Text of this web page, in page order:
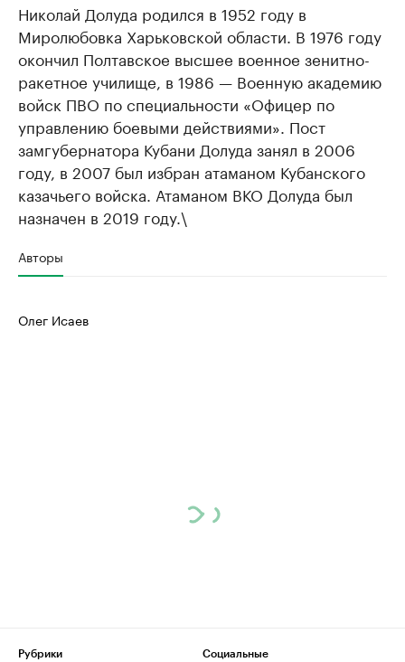
Николай Долуда родился в 1952 году в
Миролюбовка Харьковской области. В 1976 году
окончил Полтавское высшее военное зенитно-
ракетное училище, в 1986 — Военную академию
войск ПВО по специальности «Офицер по
управлению боевыми действиями». Пост
замгубернатора Кубани Долуда занял в 2006
году, в 2007 был избран атаманом Кубанского
казачьего войска. Атаманом ВКО Долуда был
назначен в 2019 году.\
Авторы
Олег Исаев
Рубрики
Социальные